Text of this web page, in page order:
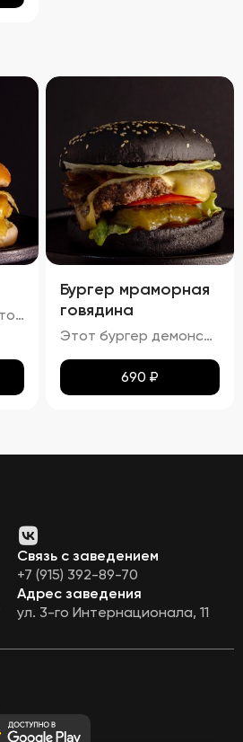
Куриный бургер – это воплощение идеального сочетания вкуса и текстуры. Аккуратно уложенные слои создают аппетитный внешний вид, где золотисто-коричневая котлета соседствует с яркими красными помидорами, зелеными огурцами и белым салатом с легкими зеленоватыми оттенками. Булочка имеет привлекательную золотистую корочку, оставаясь мягкой внутри и хрустящей снаружи. Аромат свежего хлеба, курицы и пикантных соусов создает приятный букет, который дополняется сбалансированным вкусом: мягкая куриная котлета, освежающие овощи и насыщенный вкус соусов делают каждый укус незабываемым.
Бургер мраморная
говядина
Этот бургер демонстрирует идеальное сочетание вкуса и текстуры. Котлета обладает насыщенным вкусом, овощи обеспечивают свежесть и хрусткость, а сыр добавляет сливочную мягкость. Булочка имеет золотистый оттенок и хрустящую корочку, создавая ощущение комфорта и удовольствия. Соусы придают блюду дополнительные оттенки вкуса, а булочка поддерживает баланс между мягкостью и хрусткостью.
690 ₽
Связь с заведением
+7 (915) 392-89-70
Адрес заведения
ул. 3-го Интернационала, 11